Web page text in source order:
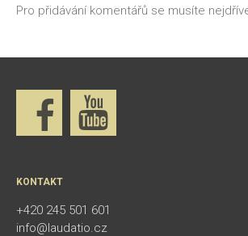
PROČ S
Pro přidávání komentářů se musíte
KONTAKT
+420 245 501 601
info@laudatio.cz